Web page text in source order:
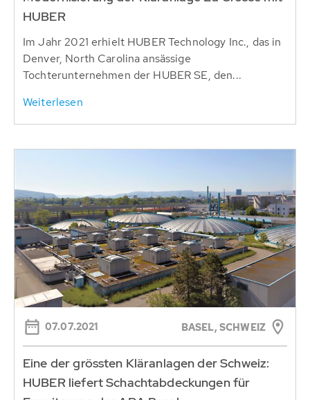
HUBER
Im Jahr 2021 erhielt HUBER Technology Inc., das in
Denver, North Carolina ansässige
Tochterunternehmen der HUBER SE, den...
Weiterlesen
07.07.2021 BASEL, SCHWEIZ
Eine der grössten Kläranlagen der Schweiz:
HUBER liefert Schachtabdeckungen für